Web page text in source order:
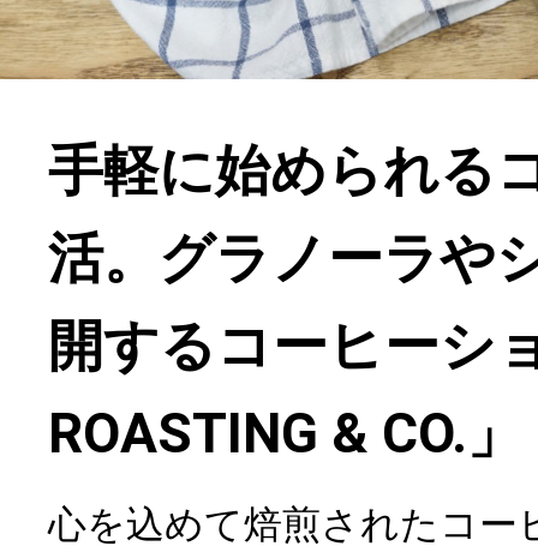
手軽に始められる
活。グラノーラや
開するコーヒーシ
ROASTING & CO.」
心を込めて焙煎されたコー